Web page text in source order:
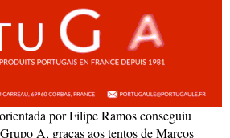
por Filipe Ramos conseguiu
A, graças aos tentos de Marcos